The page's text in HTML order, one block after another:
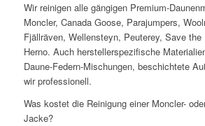
Wir reinigen alle gängigen Premium-
Moncler, Canada Goose, Parajumpers,
Fjällräven, Wellensteyn, Peuterey, Save
Herno. Auch herstellerspezifische
Daune-Federn-Mischungen, beschichtete
wir professionell.
Was kostet die Reinigung einer Moncler-
Jacke?